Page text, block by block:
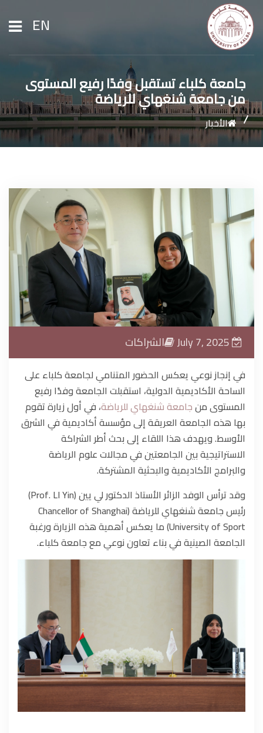
EN
الرئيسية
عن الجامعة
الشؤون الأكاديمية
الأبحاث
الحياة الجامعية
الوسائط
جامعة كلباء تستقبل وفدًا رفيع المستوى
من جامعة شنغهاي للرياضة
الأخبار
July 7, 2025 الشراكات
في إنجاز نوعي يعكس الحضور المتنامي لجامعة كلباء على
الساحة الأكاديمية الدولية، استقبلت الجامعة وفدًا رفيع
المستوى منجامعة شنغهاي للرياضة، في أول زيارة تقوم
بها هذه الجامعة العريقة إلى مؤسسة أكاديمية في الشرق
الأوسط. ويهدف هذا اللقاء إلى بحث أطر الشراكة
الاستراتيجية بين الجامعتين في مجالات علوم الرياضة
والبرامج الأكاديمية والبحثية المشتركة.
وقد ترأس الوفد الزائر الأستاذ الدكتور لي يين (Prof. LI Yin)
رئيس جامعة شنغهاي للرياضة (Chancellor of Shanghai
University of Sport) ما يعكس أهمية هذه الزيارة ورغبة
الجامعة الصينية في بناء تعاون نوعي مع جامعة كلباء.